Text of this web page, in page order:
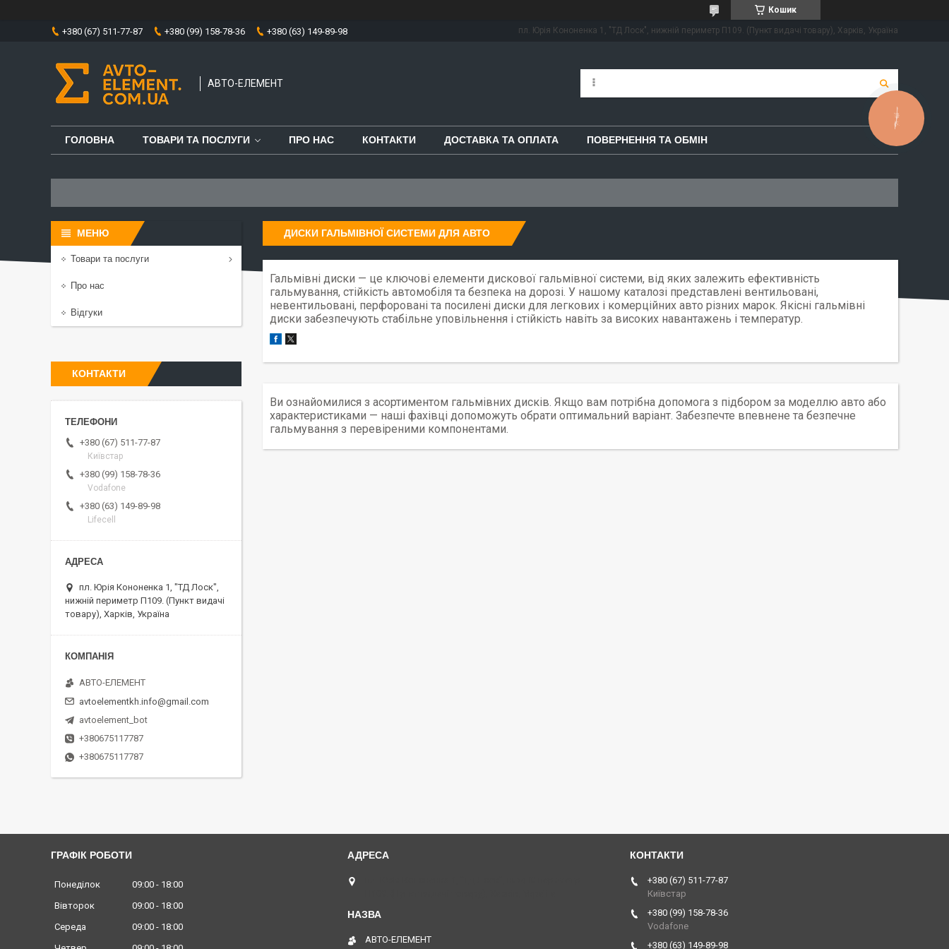
Кошик
+380 (67) 511-77-87 +380 (99) 158-78-36 +380 (63) 149-89-98 пл. Юрія Кононенка 1, "ТД Лоск", нижній периметр П109. (Пункт видачі товару), Харків, Україна
АВТО-ЕЛЕМЕНТ
ГОЛОВНА ТОВАРИ ТА ПОСЛУГИ ПРО НАС КОНТАКТИ ДОСТАВКА ТА ОПЛАТА ПОВЕРНЕННЯ ТА ОБМІН
ДИСКИ ГАЛЬМІВНОЇ СИСТЕМИ ДЛЯ АВТО
Гальмівні диски — це ключові елементи дискової гальмівної системи, від яких залежить ефективність
гальмування, стійкість автомобіля та безпека на дорозі. У нашому каталозі представлені вентильовані,
невентильовані, перфоровані та посилені диски для легкових і комерційних авто різних марок. Якісні гальмівні
диски забезпечують стабільне уповільнення і стійкість навіть за високих навантажень і температур.
Ви ознайомилися з асортиментом гальмівних дисків. Якщо вам потрібна допомога з підбором за моделлю авто або
характеристиками — наші фахівці допоможуть обрати оптимальний варіант. Забезпечте впевнене та безпечне
гальмування з перевіреними компонентами.
Товари та послуги
Про нас
Відгуки
КОНТАКТИ
+380 (67) 511-77-87
Київстар
+380 (99) 158-78-36
Vodafone
+380 (63) 149-89-98
Lifecell
пл. Юрія Кононенка 1, "ТД Лоск",
нижній периметр П109. (Пункт видачі
товару), Харків, Україна
АВТО-ЕЛЕМЕНТ
avtoelementkh.info@gmail.com
avtoelement_bot
+380675117787
+380675117787
ГРАФІК РОБОТИ
Понеділок 09:00
18:00
Вівторок
09:00
18:00
Середа
09:00
18:00
АВТО-ЕЛЕМЕНТ
+380 (67) 511-77-87
Київстар
+380 (99) 158-78-36
Vodafone
+380 (63) 149-89-98
КНОПКА
ЗВ'ЯЗКУ